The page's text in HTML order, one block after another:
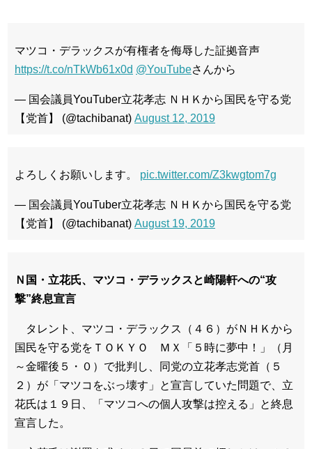
マツコ・デラックスが有権者を侮辱した証拠音声
https://t.co/nTkWb61x0d @YouTubeさんから
— 国会議員YouTuber立花孝志 ＮＨＫから国民を守る党
【党首】 (@tachibanat) August 12, 2019
よろしくお願いします。 pic.twitter.com/Z3kwgtom7g
— 国会議員YouTuber立花孝志 ＮＨＫから国民を守る党
【党首】 (@tachibanat) August 19, 2019
Ｎ国・立花氏、マツコ・デラックスと崎陽軒への“攻
撃”終息宣言
タレント、マツコ・デラックス（４６）がＮＨＫから
国民を守る党をＴＯＫＹＯ ＭＸ「５時に夢中！」（月
～金曜後５・０）で批判し、同党の立花孝志党首（５
２）が「マツコをぶっ壊す」と宣言していた問題で、立
花氏は１９日、「マツコへの個人攻撃は控える」と終息
宣言した。